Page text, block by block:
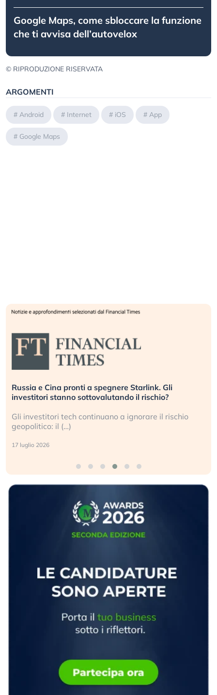
Google Maps, come sbloccare la funzione
che ti avvisa dell’autovelox
© RIPRODUZIONE RISERVATA
ARGOMENTI
# Android # Internet # iOS # App
# Google Maps
Russia e Cina pronti a spegnere Starlink. Gli
investitori stanno sottovalutando il rischio?
Gli investitori tech continuano a ignorare il rischio
geopolitico: il (…)
17 luglio 2026